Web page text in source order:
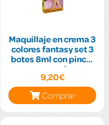
Maquillaje en crema 3
colores fantasy set 3
botes 8ml con pincel
y esponja
9,20€
Comprar